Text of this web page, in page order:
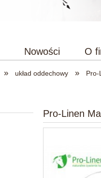
Nowości O
» układ oddechowy » Pro-
Pro-Linen